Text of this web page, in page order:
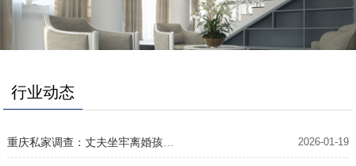
行业动态
重庆私家调查：丈夫坐牢离婚孩子归谁养 2026-01-19